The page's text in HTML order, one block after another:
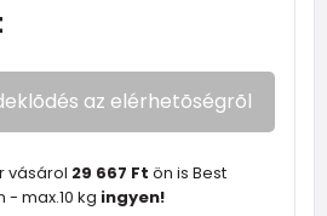
az elérhetõségrõl
vásárol 29 667 Ft ön is Best
- max.10 kg ingyen!